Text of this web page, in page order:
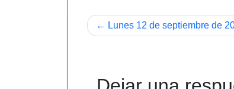
Navegación
Lunes 12 de septiembre de